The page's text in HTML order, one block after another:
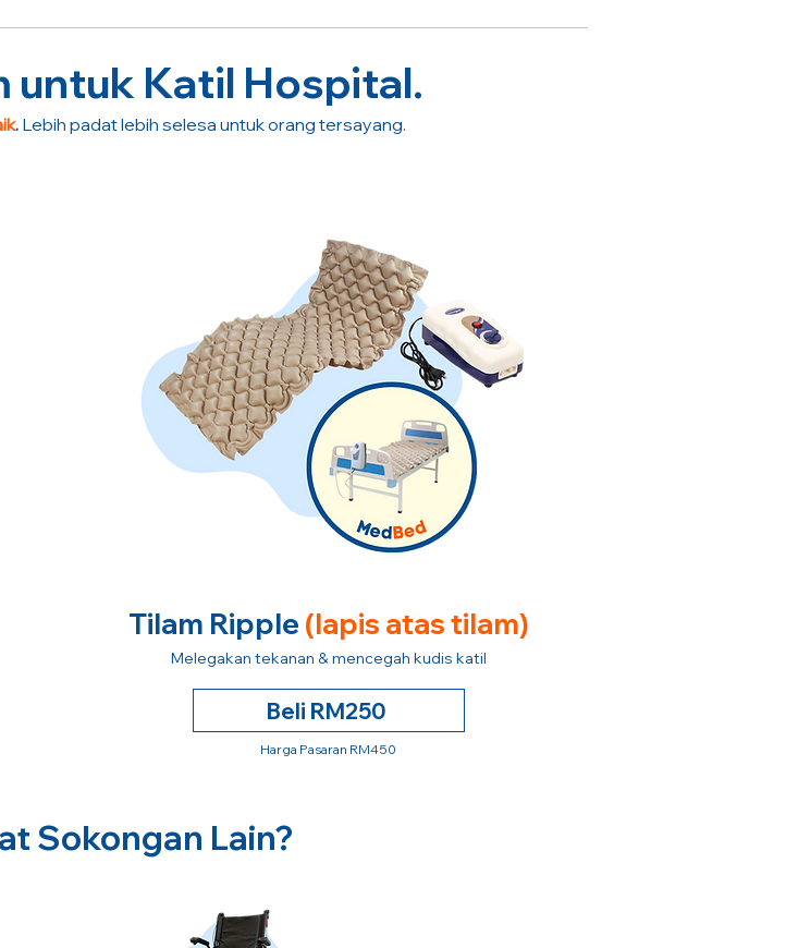
untuk Katil Hospital.
.Lebih padat lebih selesa untuk orang tersayang.
Tilam Ripple (lapis atas tilam)
Melegakan tekanan & mencegah kudis katil
Beli RM250
Harga Pasaran RM450
Sokongan Lain?